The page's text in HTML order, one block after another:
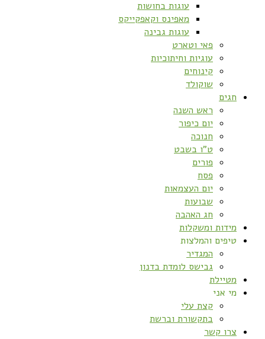
עוגות בחושות
מאפינס וקאפקייקס
עוגות גבינה
פאי וטארט
עוגיות וחיתוכיות
קינוחים
שוקולד
חגים
ראש השנה
יום כיפור
חנוכה
ט”ו בשבט
פורים
פסח
יום העצמאות
שבועות
חג האהבה
מידות ומשקלות
טיפים והמלצות
המגדיר
גבישס לומדת בדנון
מטיילת
מי אני
קצת עלי
בתקשורת וברשת
צרו קשר